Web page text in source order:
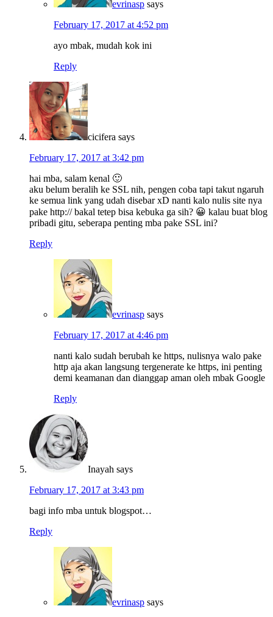
evrinasp says
February 17, 2017 at 4:52 pm
ayo mbak, mudah kok ini
Reply
cicifera says
February 17, 2017 at 3:42 pm
hai mba, salam kenal 🙂
aku belum beralih ke SSL nih, pengen coba tapi takut ngaruh
ke semua link yang udah disebar xD nanti kalo nulis site nya
pake http:// bakal tetep bisa kebuka ga sih? 😀 kalau buat blog
pribadi gitu, seberapa penting mba pake SSL ini?
Reply
evrinasp says
February 17, 2017 at 4:46 pm
nanti kalo sudah berubah ke https, nulisnya walo pake
http aja akan langsung tergenerate ke https, ini penting
demi keamanan dan dianggap aman oleh mbak Google
Reply
Inayah says
February 17, 2017 at 3:43 pm
bagi info mba untuk blogspot…
Reply
evrinasp says